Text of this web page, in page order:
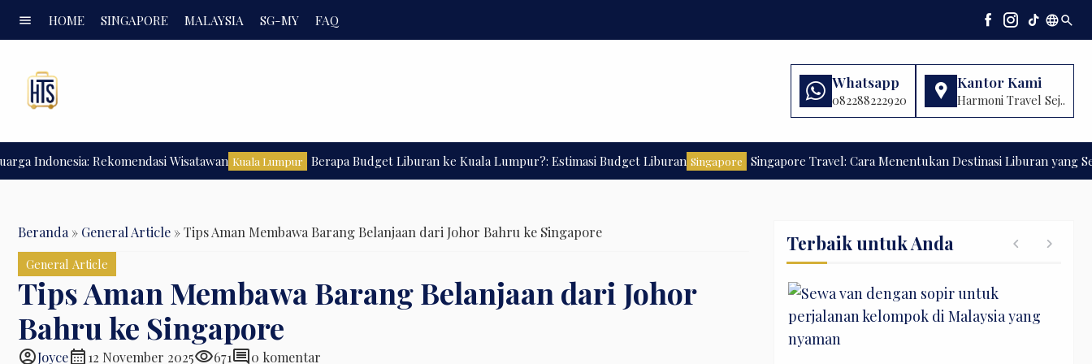
menu HOME SINGAPORE MALAYSIA SG-MY FAQ languagesearch
Whatsapp
082288222920
Kantor Kami
Harmoni Travel Sej..
Rekomendasi Wisatawan Kuala Lumpur Berapa Budget Liburan ke Kuala Lumpur?: Estimasi Budget Liburan Singapore Singapore Travel: Cara Menentukan Destinasi Liburan yang Sesuai
Beranda » General Article »Tips Aman Membawa Barang Belanjaan dari Johor Bahru ke Singapore
General Article
Tips Aman Membawa Barang Belanjaan dari Johor
Bahru ke Singapore
account_circleJoycecalendar_month12 November 2025visibility671comment0 komentar
Terbaik untuk Anda